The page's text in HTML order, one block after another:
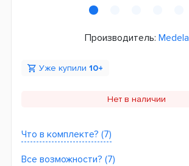
Производитель: Medela
Уже купили 10+
Нет в наличии
Что в комплекте? (7)
Все возможности? (7)